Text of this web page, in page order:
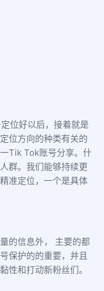
位好以后，接着就是
位方向的种类有关的
Tik Tok账号分享。什
群。我们能够持续更
准定位，一个是具体
的信息外， 主要的都
保护的的重要，并且
性和打动新粉丝们。